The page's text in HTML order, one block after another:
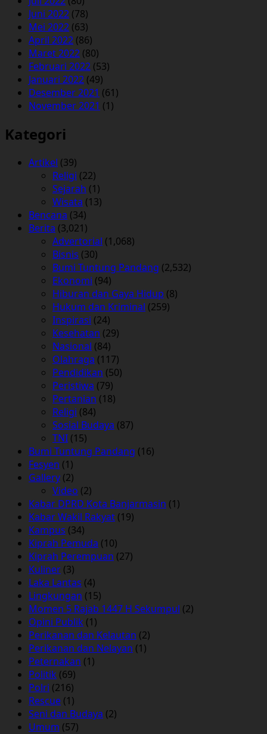
Juni 2022 (78)
Mei 2022 (63)
April 2022 (86)
Maret 2022 (80)
Februari 2022 (53)
Januari 2022 (49)
Desember 2021 (61)
November 2021 (1)
Kategori
Artikel (39)
Religi (22)
Sejarah (1)
Wisata (13)
Bencana (34)
Berita (3,021)
Advertorial (1,068)
Bisnis (30)
Bumi Tuntung Pandang (2,532)
Ekonomi (94)
Hiburan dan Gaya Hidup (8)
Hukum dan Kriminal (259)
Inspirasi (24)
Kesehatan (29)
Nasional (84)
Olahraga (117)
Pendidikan (50)
Peristiwa (79)
Pertanian (18)
Religi (84)
Sosial Budaya (87)
TNI (15)
Bumi Tuntung Pandang (16)
Fesyen (1)
Gallery (2)
Video (2)
Kabar DPRD Kota Banjarmasin (1)
Kabar Wakil Rakyat (19)
Kampus (34)
Kiprah Pemuda (10)
Kiprah Perempuan (27)
Kuliner (3)
Laka Lantas (4)
Lingkungan (15)
Momen 5 Rajab 1447 H Sekumpul (2)
Opini Publik (1)
Perikanan dan Kelautan (2)
Perikanan dan Nelayan (1)
Peternakan (1)
Politik (69)
Polri (216)
Rescue (1)
Seni dan Budaya (2)
Umum (57)